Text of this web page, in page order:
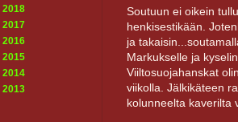
Soutuun ei oikein
henkisestikään.
ja
Markukselle ja
Viiltosuojahanskat
viikolla. Jälkikäteen
kolunneelta kaverilta
2018
2017
2016
2015
2014
2013